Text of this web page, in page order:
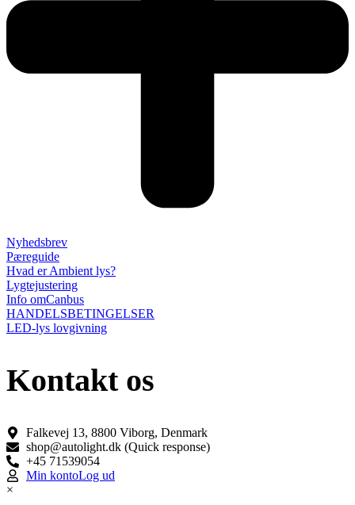
Nyhedsbrev
Pæreguide
Hvad er Ambient lys?
Lygtejustering
Info omCanbus
HANDELSBETINGELSER
LED-lys lovgivning
Kontakt os
Falkevej 13, 8800 Viborg, Denmark
shop@autolight.dk (Quick response)
+45 71539054
Min kontoLog ud
×